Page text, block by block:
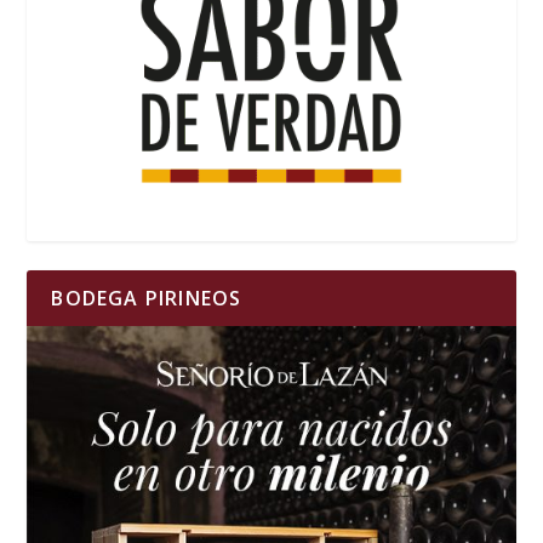
BODEGA PIRINEOS